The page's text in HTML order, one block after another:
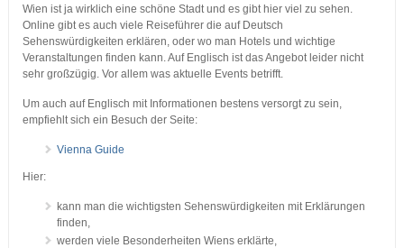
Wien ist ja wirklich eine schöne Stadt und es gibt hier viel zu sehen.
Online gibt es auch viele Reiseführer die auf Deutsch
Sehenswürdigkeiten erklären, oder wo man Hotels und wichtige
Veranstaltungen finden kann. Auf Englisch ist das Angebot leider nicht
sehr großzügig. Vor allem was aktuelle Events betrifft.
Um auch auf Englisch mit Informationen bestens versorgt zu sein,
empfiehlt sich ein Besuch der Seite:
Vienna Guide
Hier:
kann man die wichtigsten Sehenswürdigkeiten mit Erklärungen
finden,
werden viele Besonderheiten Wiens erklärte,